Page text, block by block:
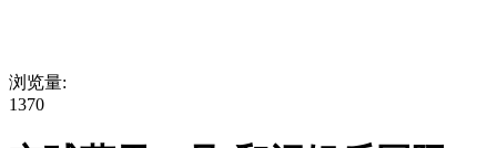
浏览量:
1370